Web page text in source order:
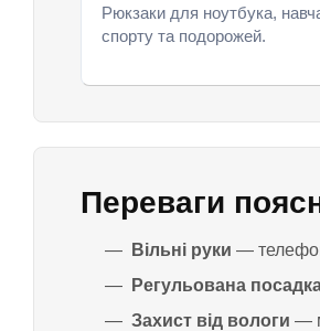
Рюкзаки для ноутбука,
спорту та подорожей.
Переваги
Вільні руки —
Регульована
Захист від вологи —